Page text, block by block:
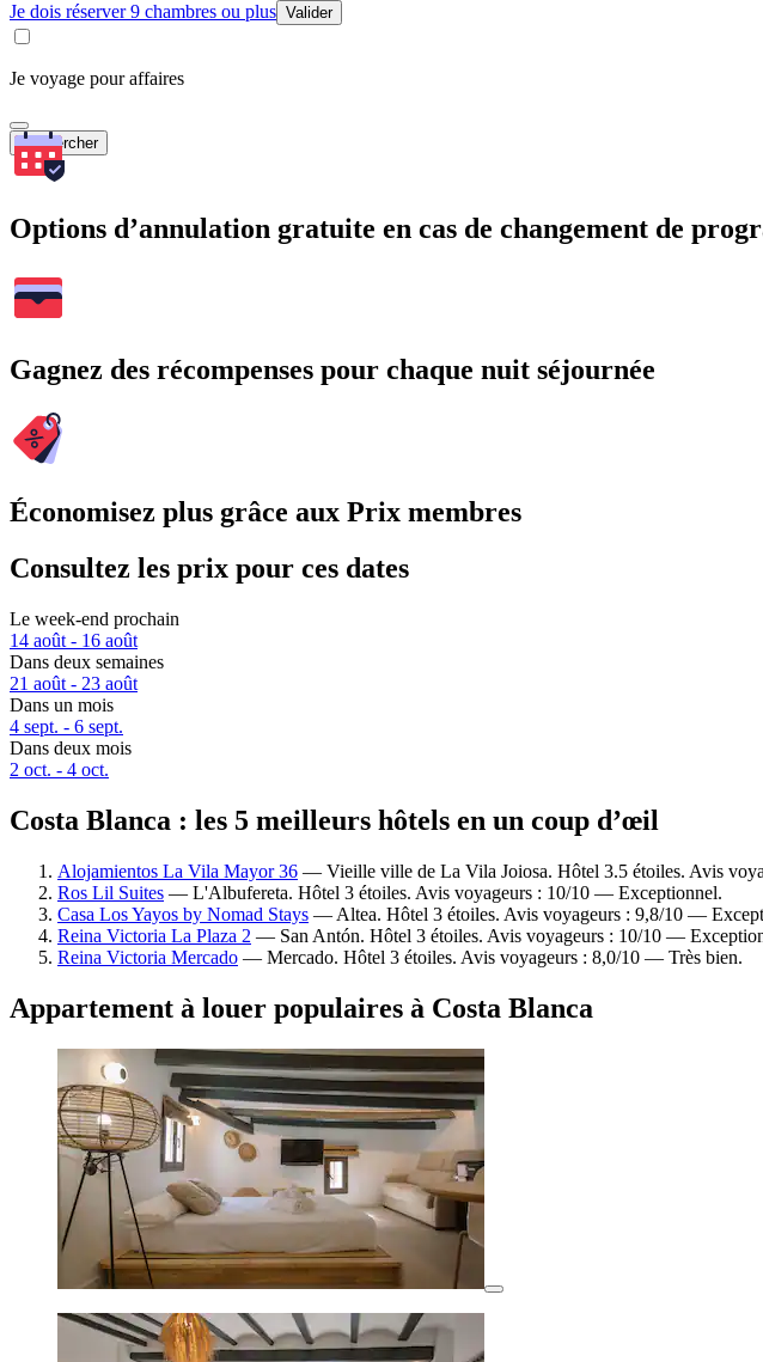
Je dois réserver 9 chambres ou plus Valider
Je voyage pour affaires
Rechercher
Options d’annulation gratuite en cas de changement de
Gagnez des récompenses pour chaque nuit séjournée
Économisez plus grâce aux Prix membres
Consultez les prix pour ces dates
Le week-end prochain
14 août - 16 août
Dans deux semaines
21 août - 23 août
Dans un mois
4 sept. - 6 sept.
Dans deux mois
2 oct. - 4 oct.
Costa Blanca : les 5 meilleurs hôtels en un coup d’œil
Alojamientos La Vila Mayor 36 — Vieille ville de La Vila Joiosa. Hôtel 3.5 étoiles. Avis
Ros Lil Suites — L'Albufereta. Hôtel 3 étoiles. Avis voyageurs : 10/10 — Exceptionnel.
Casa Los Yayos by Nomad Stays — Altea. Hôtel 3 étoiles. Avis voyageurs : 9,8/10 —
Reina Victoria La Plaza 2 — San Antón. Hôtel 3 étoiles. Avis voyageurs : 10/10 —
Reina Victoria Mercado — Mercado. Hôtel 3 étoiles. Avis voyageurs : 8,0/10 — Très bien.
Appartement à louer populaires à Costa Blanca